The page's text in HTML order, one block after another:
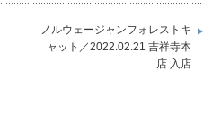
ノルウェージャンフォレストキ
ャット／2022.02.21 吉祥寺本
店 入店